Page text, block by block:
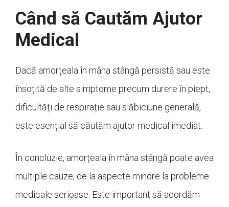
Când să Cautăm Ajutor
Medical
Dacă amorțeala în mâna stângă persistă sau este
însoțită de alte simptome precum durere în piept,
dificultăți de respirație sau slăbiciune generală,
este esențial să căutăm ajutor medical imediat.
În concluzie, amorțeala în mâna stângă poate avea
multiple cauze, de la aspecte minore la probleme
medicale serioase. Este important să acordăm